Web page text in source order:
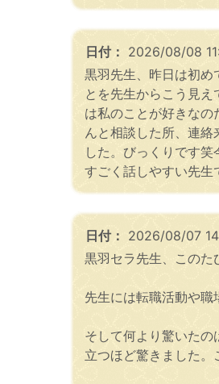
日付： 2026/08/08
黒羽先生、昨日は初め
とを先生からこう見
は私のことが好きな
んと相談した所、連
した。びっくりです笑
すごく話しやすい先生
日付： 2026/08/07
黒羽セラ先生、このた
先生には転職活動や職
そして何より驚いた
立つほど驚きました。